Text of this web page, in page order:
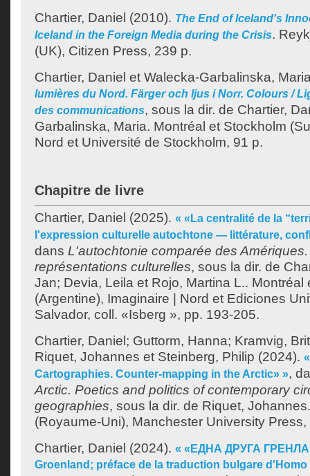
Chartier, Daniel (2010). The End of Iceland's
Iceland in the Foreign Media during the Crisis.
(UK), Citizen Press, 239 p.
Chartier, Daniel et Walecka-Garbalinska,
lumières du Nord. Färger och ljus i Norr. Colours /
des communications, sous la dir. de Chartier,
Garbalinska, Maria. Montréal et Stockholm
Nord et Université de Stockholm, 91 p.
Chapitre de livre
Chartier, Daniel (2025). « «La centralité de la
l'expression culturelle autochtone — littérature,
dans L'autochtonie comparée des
représentations culturelles, sous la dir. de
Jan; Devia, Leila et Rojo, Martina L.. Montréal
(Argentine), Imaginaire | Nord et Ediciones
Salvador, coll. «Isberg », pp. 193-205.
Chartier, Daniel ; Guttorm, Hanna; Kramvig,
Riquet, Johannes et Steinberg, Philip (2024).
Cartographies. Counter-mapping in the Arctic» »,
Arctic. Poetics and politics of contemporary
geographies, sous la dir. de Riquet, Johannes
(Royaume-Uni), Manchester University
Chartier, Daniel (2024). « «ЕДНА ДРУГА
Groenland; préface de la traduction bulgare